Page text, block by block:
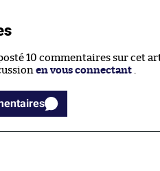
10 commentaires sur cet
en vous connectant
commentaires